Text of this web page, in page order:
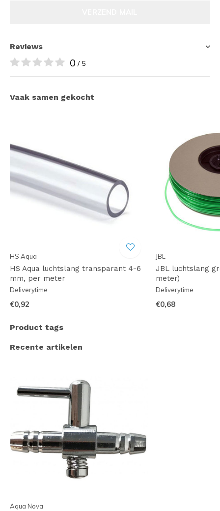
Reviews
0 / 5
Vaak samen gekocht
HS Aqua
HS Aqua luchtslang transparant 4-6
mm, per meter
Deliverytime
€0,92
JBL
JBL luchtslang
meter)
Deliverytime
€0,68
Product tags
Recente artikelen
Aqua Nova